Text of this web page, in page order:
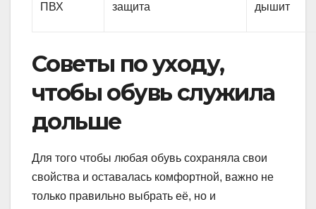
ПВХ
защита
дышит
Советы по уходу,
чтобы обувь служила
дольше
Для того чтобы любая обувь сохраняла свои
свойства и оставалась комфортной, важно не
только правильно выбрать её, но и